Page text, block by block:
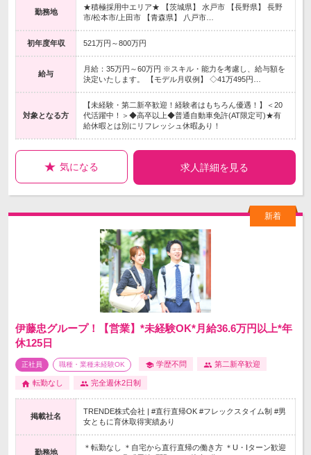
勤務地
★積極採用中エリア★ 【茨城県】 水戸市 【長野県】 長野
市/松本市/上田市 【青森県】 八戸市…
初年度年収 521万円～800万円
給与
月給：35万円～60万円 ※スキル・能力を考慮し、給与額を
決定いたします。 【モデル月収例】 ◇41万495円…
対象となる方
【未経験・第二新卒歓迎！経験者はもちろん優遇！】＜20
代活躍中！＞◆高卒以上◆普通自動車免許(AT限定可)★有
給休暇とは別にリフレッシュ休暇あり！
気になる 求人詳細を見る
伊藤忠グループ！【営業】*未経験OK*月給36.6万円以上*年
休125日
正社員 職種・業種未経験OK 学歴不問 第二新卒歓迎
転勤なし 完全週休2日制
掲載社名
TRENDE株式会社 | #直行直帰OK #フレックスタイム制 #男
女ともに育休取得実績あり
勤務地
＊転勤なし ＊自宅から直行直帰の働き方 ＊U・Iターン歓迎